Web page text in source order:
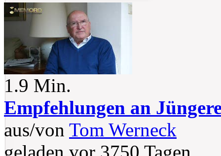
1.9 Min.
Empfehlungen an
aus/von Tom Werneck